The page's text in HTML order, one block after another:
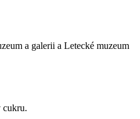
a galerii a Letecké muzeum
cukru.